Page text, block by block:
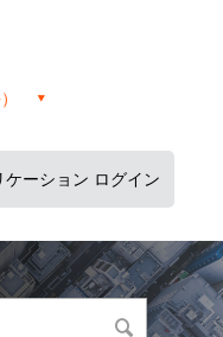
ケーション ログイン